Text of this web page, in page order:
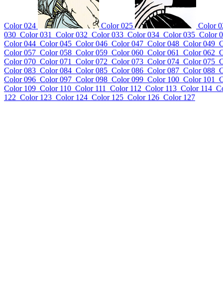
Color 024 Color 025
Color
030 Color 031 Color 032 Color 033 Color 034 Color 035 Color
Color 044 Color 045 Color 046 Color 047 Color 048 Color 049
Color 057 Color 058 Color 059 Color 060 Color 061 Color 062
Color 070 Color 071 Color 072 Color 073 Color 074 Color 075
Color 083 Color 084 Color 085 Color 086 Color 087 Color 088
Color 096 Color 097 Color 098 Color 099 Color 100 Color 101
Color 109 Color 110 Color 111 Color 112 Color 113 Color 114
122 Color 123 Color 124 Color 125 Color 126 Color 127